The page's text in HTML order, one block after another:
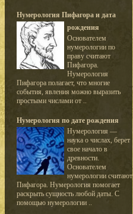
Нумерология Пифагора и дата
рождения
Основателем
нумерологии по
праву считают
Пифагора.
Нумерология
Пифагора полагает, что многие
события, явления можно выразить
простыми числами от ..
Нумерология по дате рождения
Нумерология —
наука о числах, берет
свое начало в
древности.
Основателем
нумерологии считают
Пифагора. Нумерология помогает
раскрыть сущность любой даты. С
помощью нумерологии ..